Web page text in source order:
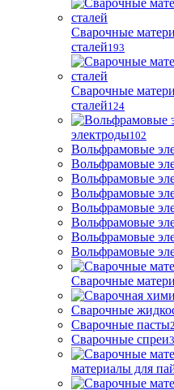
Сварочные
сталей193
Сварочные
сталей124
электроды102
Вольфрамовые
Вольфрамовые
Вольфрамовые
Вольфрамовые
Вольфрамовые
Вольфрамовые
Вольфрамовые
Вольфрамовые
Сварочные
Сварочные
Сварочные пасты
Сварочные спреи
материалы для